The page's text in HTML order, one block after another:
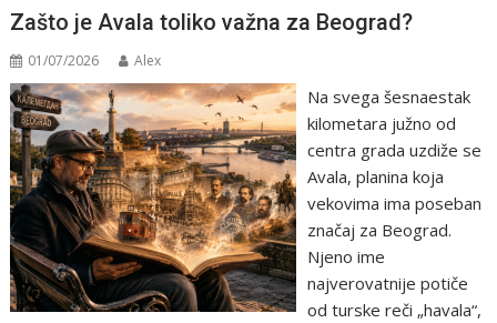
Zašto je Avala toliko važna za Beograd?
01/07/2026 Alex
Na svega šesnaestak
kilometara južno od
centra grada uzdiže se
Avala, planina koja
vekovima ima poseban
značaj za Beograd.
Njeno ime
najverovatnije potiče
od turske reči „havala“,